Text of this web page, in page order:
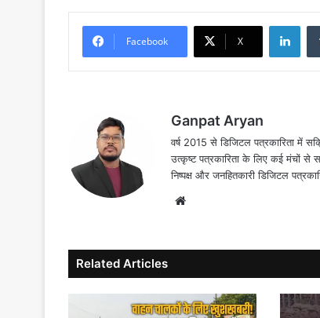
Facebook X
Ganpat Aryan
वर्ष 2015 से डिजिटल पत्रकारिता में
उत्कृष्ट पत्रकारिता के लिए कई मंचों
निष्पक्ष और जनहितकारी डिजिटल
Related Articles